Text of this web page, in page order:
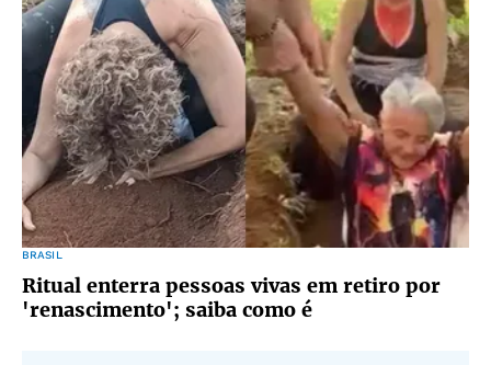
BRASIL
Ritual enterra pessoas vivas em retiro por
'renascimento'; saiba como é